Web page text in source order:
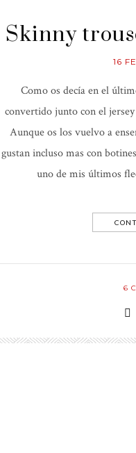
Skinny
16
Como os decía en el
convertido junto con el
Aunque os los vuelvo a
gustan incluso mas con
uno de mis últimos
6